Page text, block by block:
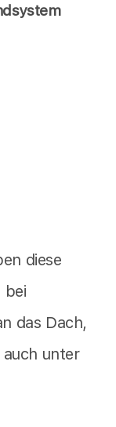
diese
bei
das Dach,
auch unter